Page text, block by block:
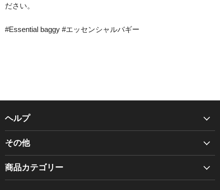
ださい。
#Essential baggy #エッセンシャルバギー
ヘルプ
ご利用ガイド
お問い合わせ先
その他
商品カテゴリー